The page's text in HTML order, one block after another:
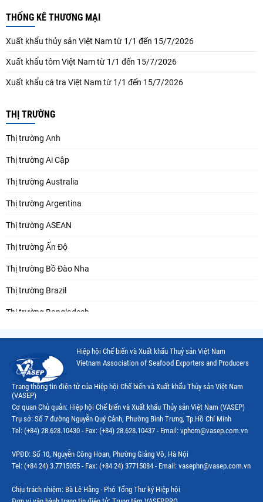
THỐNG KÊ THƯƠNG MẠI
Xuất khẩu thủy sản Việt Nam từ 1/1 đến 15/7/2026
Xuất khẩu tôm Việt Nam từ 1/1 đến 15/7/2026
Xuất khẩu cá tra Việt Nam từ 1/1 đến 15/7/2026
THỊ TRƯỜNG
Thị trường Anh
Thị trường Ai Cập
Thị trường Australia
Thị trường Argentina
Thị trường ASEAN
Thị trường Ấn Độ
Thị trường Bồ Đào Nha
Thị trường Brazil
Thị trường Bangladesh
Thị trường Canada
Thị trường Ecuador
Thị trường EU
Thị trường Indonesia
Thị trường Mỹ
Thị trường Nga
Hiệp hội Chế biến và Xuất khẩu Thuỷ sản Việt Nam
Vietnam Association of Seafood Exporters and Producers
Trang thông tin điện tử của Hiệp hội Chế biến và Xuất khẩu Thủy sản Việt Nam
(VASEP)
Cơ quan Chủ quản: Hiệp hội Chế biến và Xuất khẩu Thủy sản Việt Nam (VASEP)
Trụ sở: Số 7 đường Nguyễn Quý Cảnh, Phường Bình Trưng, Tp.Hồ Chí Minh
Tel: (+84) 28.628.10430 - Fax: (+84) 28.628.10437 - Email: vphcm@vasep.com.vn
VPĐD: Số 10, Nguyễn Công Hoan, Phường Giảng Võ, Hà Nội
Tel: (+84 24) 3.7715055 - Fax: (+84 24) 37715084 - Email: vasephn@vasep.com.vn
Chịu trách nhiệm: Bà Lê Hằng - Phó Tổng Thư ký Hiệp hội